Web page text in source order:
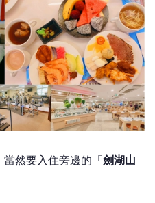
當然要入住旁邊的 「 劍湖山